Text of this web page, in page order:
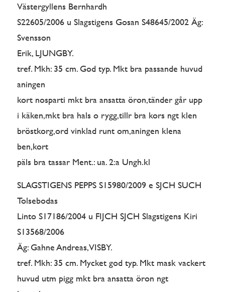
Västergyllens Bernhardh
S22605/2006 u Slagstigens Gosan S48645/2002 Äg:
Svensson
Erik, LJUNGBY.
tref. Mkh: 35 cm. God typ. Mkt bra passande huvud
aningen
kort nosparti mkt bra ansatta öron,tänder går upp
i käken,mkt bra hals o rygg,tillr bra kors ngt klen
bröstkorg,ord vinklad runt om,aningen klena
ben,kort
päls bra tassar Ment.: ua. 2:a Ungh.kl
SLAGSTIGENS PEPPS S15980/2009 e SJCH SUCH
Tolsebodas
Linto S17186/2004 u FIJCH SJCH Slagstigens Kiri
S13568/2006
Äg: Gahne Andreas, VISBY.
tref. Mkh: 35 cm. Mycket god typ. Mkt mask vackert
huvud utm pigg mkt bra ansatta öron ngt